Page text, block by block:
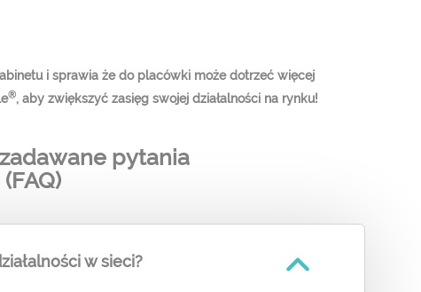
i sprawia że do placówki może dotrzeć więcej
®, aby zwiększyć zasięg swojej działalności na rynku!
pytania
(FAQ)
w sieci?